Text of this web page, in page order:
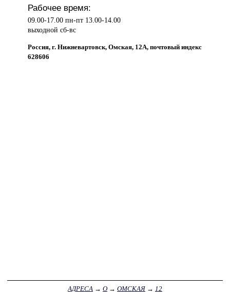
Рабочее время:
09.00-17.00 пн-пт 13.00-14.00
выходной сб-вс
Россия, г. Нижневартовск, Омская, 12А, почтовый индекс
628606
АДРЕСА → О → ОМСКАЯ → 12